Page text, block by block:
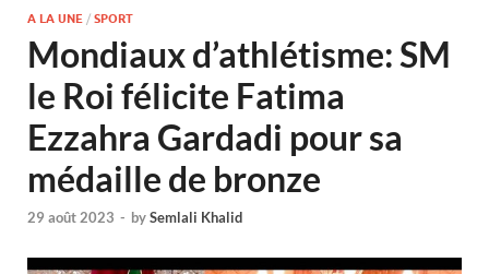
A LA UNE / SPORT
Mondiaux d’athlétisme: SM
le Roi félicite Fatima
Ezzahra Gardadi pour sa
médaille de bronze
29 août 2023 - bySemlali Khalid